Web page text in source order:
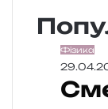
Фізика